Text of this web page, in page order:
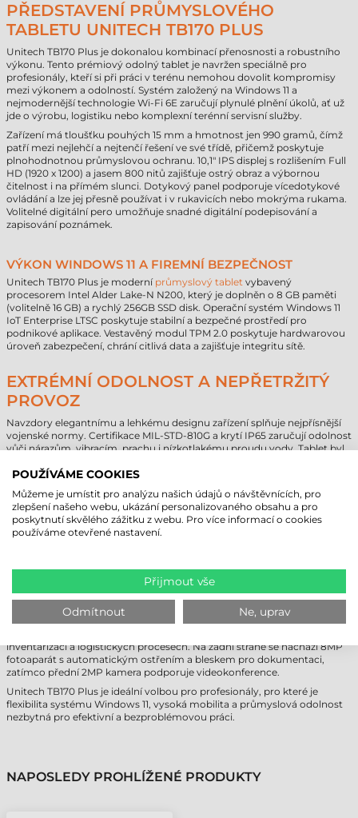
PŘEDSTAVENÍ PRŮMYSLOVÉHO
TABLETU UNITECH TB170 PLUS
Unitech TB170 Plus je dokonalou kombinací přenosnosti a robustního
výkonu. Tento prémiový odolný tablet je navržen speciálně pro
profesionály, kteří si při práci v terénu nemohou dovolit kompromisy
mezi výkonem a odolností. Systém založený na Windows 11 a
nejmodernější technologie Wi-Fi 6E zaručují plynulé plnění úkolů, ať už
jde o výrobu, logistiku nebo komplexní terénní servisní služby.
Zařízení má tloušťku pouhých 15 mm a hmotnost jen 990 gramů, čímž
patří mezi nejlehčí a nejtenčí řešení ve své třídě, přičemž poskytuje
plnohodnotnou průmyslovou ochranu. 10,1" IPS displej s rozlišením Full
HD (1920 x 1200) a jasem 800 nitů zajišťuje ostrý obraz a výbornou
čitelnost i na přímém slunci. Dotykový panel podporuje vícedotykové
ovládání a lze jej přesně používat i v rukavicích nebo mokrýma rukama.
Volitelné digitální pero umožňuje snadné digitální podepisování a
zapisování poznámek.
VÝKON WINDOWS 11 A FIREMNÍ BEZPEČNOST
Unitech TB170 Plus je moderní průmyslový tablet vybavený
procesorem Intel Alder Lake-N N200, který je doplněn o 8 GB paměti
(volitelně 16 GB) a rychlý 256GB SSD disk. Operační systém Windows 11
IoT Enterprise LTSC poskytuje stabilní a bezpečné prostředí pro
podnikové aplikace. Vestavěný modul TPM 2.0 poskytuje hardwarovou
úroveň zabezpečení, chrání citlivá data a zajišťuje integritu sítě.
EXTRÉMNÍ ODOLNOST A NEPŘETRŽITÝ
PROVOZ
Navzdory elegantnímu a lehkému designu zařízení splňuje nejpřísnější
vojenské normy. Certifikace MIL-STD-810G a krytí IP65 zaručují odolnost
vůči nárazům, vibracím, prachu i nízkotlakému proudu vody. Tablet byl
Kontinuitu práce zajišťuje technologie Hot-swap: během výměny hlavní
baterie udržuje systém v chodu integrovaná záložní baterie, takže není
nutné zařízení vypínat ani zavírat aplikace při výměně zdroje napájení.
VŠESTRANNÝ SBĚR DAT A RYCHLÉ
Unitech TB170 Plus využívá nejnovější technologii Wi-Fi 6E, která
zajišťuje stabilní připojení s nízkou latencí i v rušném průmyslovém
prostředí. Podpora Bluetooth 5.3 umožňuje rychlé a energeticky
úsporné připojení periferií. Volitelný integrovaný 2D snímač čárových
inventarizaci a logistických procesech. Na zadní straně se nachází 8MP
fotoaparát s automatickým ostřením a bleskem pro dokumentaci,
zatímco přední 2MP kamera podporuje videokonference.
Unitech TB170 Plus je ideální volbou pro profesionály, pro které je
flexibilita systému Windows 11, vysoká mobilita a průmyslová odolnost
nezbytná pro efektivní a bezproblémovou práci.
NAPOSLEDY PROHLÍŽENÉ PRODUKTY
POUŽÍVÁME COOKIES
Můžeme je umístit pro analýzu našich údajů o návštěvnících, pro
zlepšení našeho webu, ukázání personalizovaného obsahu a pro
poskytnutí skvělého zážitku z webu. Pro více informací o cookies
používáme otevřené nastavení.
Přijmout vše
Odmítnout Ne, uprav